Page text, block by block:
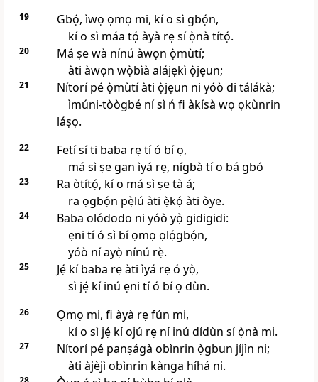
19
Gbọ́, ìwọ ọmọ mi, kí o sì gbọ́n,
kí o sì máa tọ́ àyà rẹ sí ọ̀nà títọ́.
20
Má ṣe wà nínú àwọn ọ̀mùtí;
àti àwọn wọ̀bìà alájẹkì ọ̀jẹun;
21
Nítorí pé ọ̀mùtí àti ọ̀jẹun ni yóò di tálákà;
ìmúni-tòògbé ní sì ń fi àkísà wọ ọkùnrin
láṣọ.
22
Fetí sí ti baba rẹ tí ó bí ọ,
má sì ṣe gan ìyá rẹ, nígbà tí o bá gbó
23
Ra òtítọ́, kí o má sì ṣe tà á;
ra ọgbọ́n pẹ̀lú àti ẹ̀kọ́ àti òye.
24
Baba olódodo ni yóò yọ̀ gidigidi:
ẹni tí ó sì bí ọmọ ọlọ́gbọ́n,
yóò ní ayọ̀ nínú rẹ̀.
25
Jẹ́ kí baba rẹ àti ìyá rẹ ó yọ̀,
sì jẹ́ kí inú ẹni tí ó bí ọ dùn.
26
Ọmọ mi, fi àyà rẹ fún mi,
kí o sì jẹ́ kí ojú rẹ ní inú dídùn sí ọ̀nà mi.
27
Nítorí pé panṣágà obìnrin ọ̀gbun jíjìn ni;
àti àjèjì obìnrin kànga híhá ni.